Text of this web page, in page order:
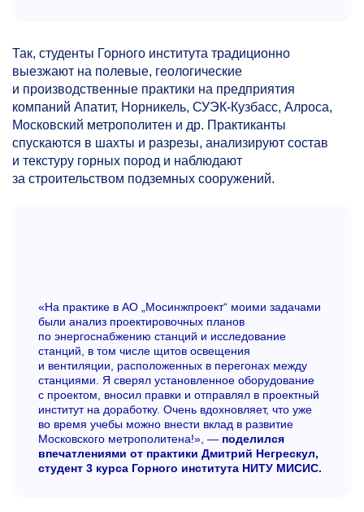
Так, студенты Горного института традиционно
выезжают на полевые, геологические
и производственные практики на предприятия
компаний Апатит, Норникель, СУЭК-Кузбасс, Алроса,
Московский метрополитен и др. Практиканты
спускаются в шахты и разрезы, анализируют состав
и текстуру горных пород и наблюдают
за строительством подземных сооружений.
«На практике в АО „Мосинжпроект“ моими задачами
были анализ проектировочных планов
по энергоснабжению станций и исследование
станций, в том числе щитов освещения
и вентиляции, расположенных в перегонах между
станциями. Я сверял установленное оборудование
с проектом, вносил правки и отправлял в проектный
институт на доработку. Очень вдохновляет, что уже
во время учебы можно внести вклад в развитие
Московского метрополитена!», — поделился
впечатлениями от практики Дмитрий Негрескул,
студент 3 курса Горного института НИТУ МИСИС.